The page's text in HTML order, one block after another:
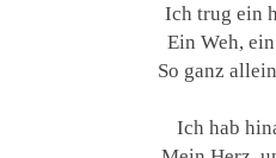
Ich trug ein
Ein Weh,
So ganz
Ich hab